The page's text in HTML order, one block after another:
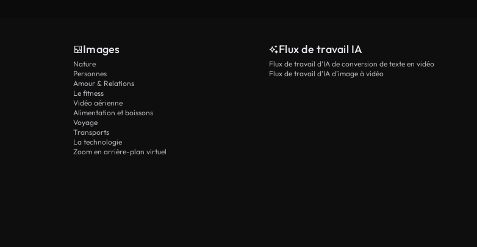
Images
Nature
Personnes
Amour & Relations
Le fitness
Vidéo aérienne
Alimentation et boissons
Voyage
Transports
La technologie
Zoom en arrière-plan virtuel
Flux de travail IA
Flux de travail d’IA de conversion de texte en vidéo
Flux de travail d’IA d’image à vidéo